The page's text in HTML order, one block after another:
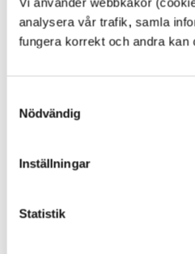
analysera vår trafik, samla
fungera korrekt och andra kan
Nödvändig
Inställningar
Statistik
Hör av dig till oss
Styrelse Bromölla Energi och